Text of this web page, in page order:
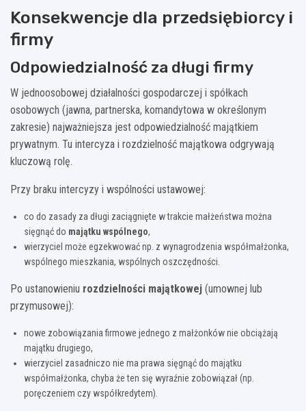
Konsekwencje dla przedsiębiorcy i
firmy
Odpowiedzialność za długi firmy
W jednoosobowej działalności gospodarczej i spółkach
osobowych (jawna, partnerska, komandytowa w określonym
zakresie) najważniejsza jest odpowiedzialność majątkiem
prywatnym. Tu intercyza i rozdzielność majątkowa odgrywają
kluczową rolę.
Przy braku intercyzy i wspólności ustawowej:
co do zasady za długi zaciągnięte w trakcie małżeństwa można
sięgnąć do majątku wspólnego,
wierzyciel może egzekwować np. z wynagrodzenia współmałżonka,
wspólnego mieszkania, wspólnych oszczędności.
Po ustanowieniu rozdzielności majątkowej (umownej lub
przymusowej):
nowe zobowiązania firmowe jednego z małżonków nie obciążają
majątku drugiego,
wierzyciel zasadniczo nie ma prawa sięgnąć do majątku
współmałżonka, chyba że ten się wyraźnie zobowiązał (np.
poręczeniem czy współkredytem).